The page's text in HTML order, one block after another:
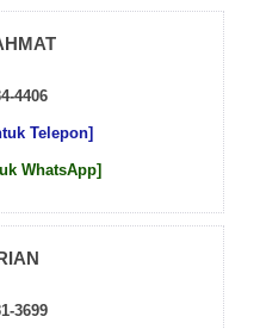
4406
Telepon]
WhatsApp]
3699